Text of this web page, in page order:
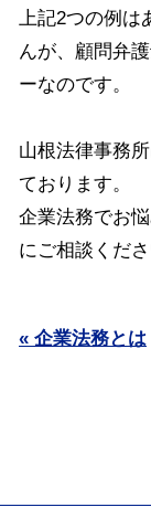
上記2つの例
んが、顧問弁
ーなのです。
山根法律事務
ております。
企業法務でお
にご相談くださ
« 企業法務とは